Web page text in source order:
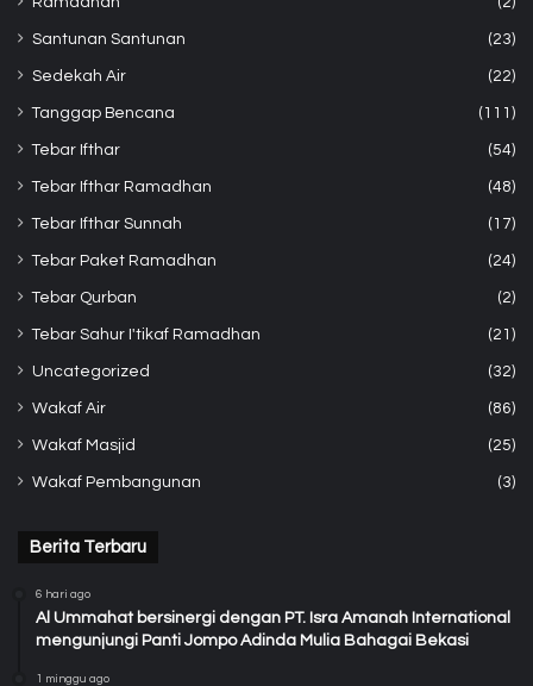
Santunan Santunan (23)
Sedekah Air (22)
Tanggap Bencana (111)
Tebar Ifthar (54)
Tebar Ifthar Ramadhan (48)
Tebar Ifthar Sunnah (17)
Tebar Paket Ramadhan (24)
Tebar Qurban (2)
Tebar Sahur I'tikaf Ramadhan (21)
Uncategorized (32)
Wakaf Air (86)
Wakaf Masjid (25)
Wakaf Pembangunan (3)
Berita Terbaru
6 hari ago
Al Ummahat bersinergi dengan PT. Isra Amanah International
mengunjungi Panti Jompo Adinda Mulia Bahagai Bekasi
1 minggu ago